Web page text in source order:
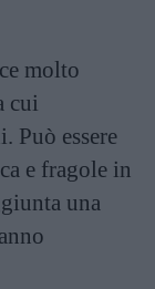
molto
cui
Può essere
e fragole in
una